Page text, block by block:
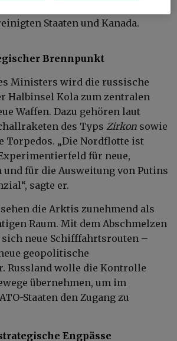
Staaten und Kanada.
Brennpunkt
Ministers wird die russische
Halbinsel Kola zum zentralen
Waffen. Dazu gehören laut
des Typs Zirkon sowie
Torpedos. „Die Nordflotte ist
für neue,
und für die Ausweitung von Putins
sagte er.
die Arktis zunehmend als
Raum. Mit dem Abschmelzen
sich neue Schifffahrtsrouten –
geopolitische
Russland wolle die Kontrolle
übernehmen, um im
Staaten den Zugang zu
Engpässe